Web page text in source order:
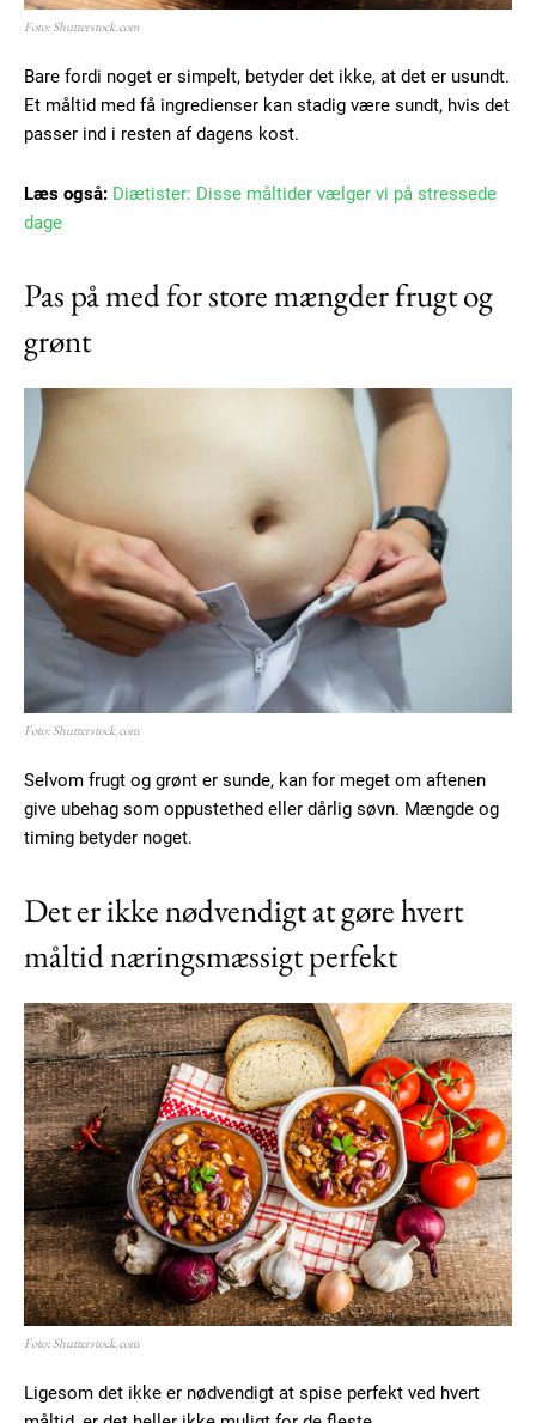
Praesent euismod ac
Ut mollis pellentesque tortor
Orci varius natoque dolor
100DKK / year
Etiam est nibh, lobortis sit
Praesent euismod ac
Ut mollis pellentesque tortor
Nullam eu erat condimentum
Donec quis est ac felis
YEARLY PRICING
Foto: Shutterstock.com
Bare fordi noget er simpelt, betyder det ikke, at det er usundt.
Et måltid med få ingredienser kan stadig være sundt, hvis det
passer ind i resten af dagens kost.
Læs også: Diætister: Disse måltider vælger vi på stressede
dage
Pas på med for store mængder frugt og
grønt
Foto: Shutterstock.com
Selvom frugt og grønt er sunde, kan for meget om aftenen
give ubehag som oppustethed eller dårlig søvn. Mængde og
timing betyder noget.
Det er ikke nødvendigt at gøre hvert
måltid næringsmæssigt perfekt
Foto: Shutterstock.com
Ligesom det ikke er nødvendigt at spise perfekt ved hvert